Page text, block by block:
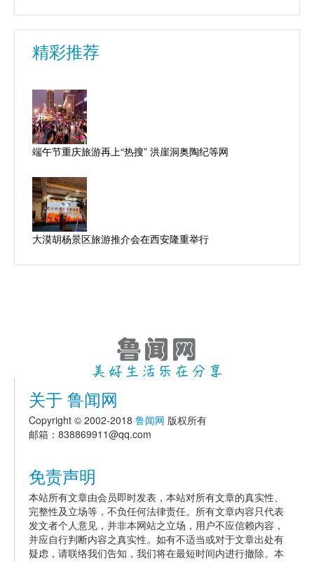
精彩推荐
端午节重庆旅游再上“热搜” 洪崖洞奥陶纪等网
大漠胡杨景区旅游推介会在西安隆重举行
关于 鲁闻网
Copyright © 2002-2018 鲁闻网 版权所有
邮箱：838869911@qq.com
免责声明
本站所有文章由会员即时发表，本站对所有文章的真实性、
完整性及立场等，不负任何法律责任。所有文章内容只代表
发文者个人意见，并非本网站之立场，用户不应信赖内容，
并应自行判断内容之真实性。如有不适当或对于文章出处有
疑虑，请联络我们告知，我们将在最短时间内进行撤除。本